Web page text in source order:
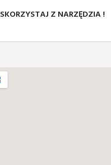
SKORZYSTAJ Z NARZĘDZIA !